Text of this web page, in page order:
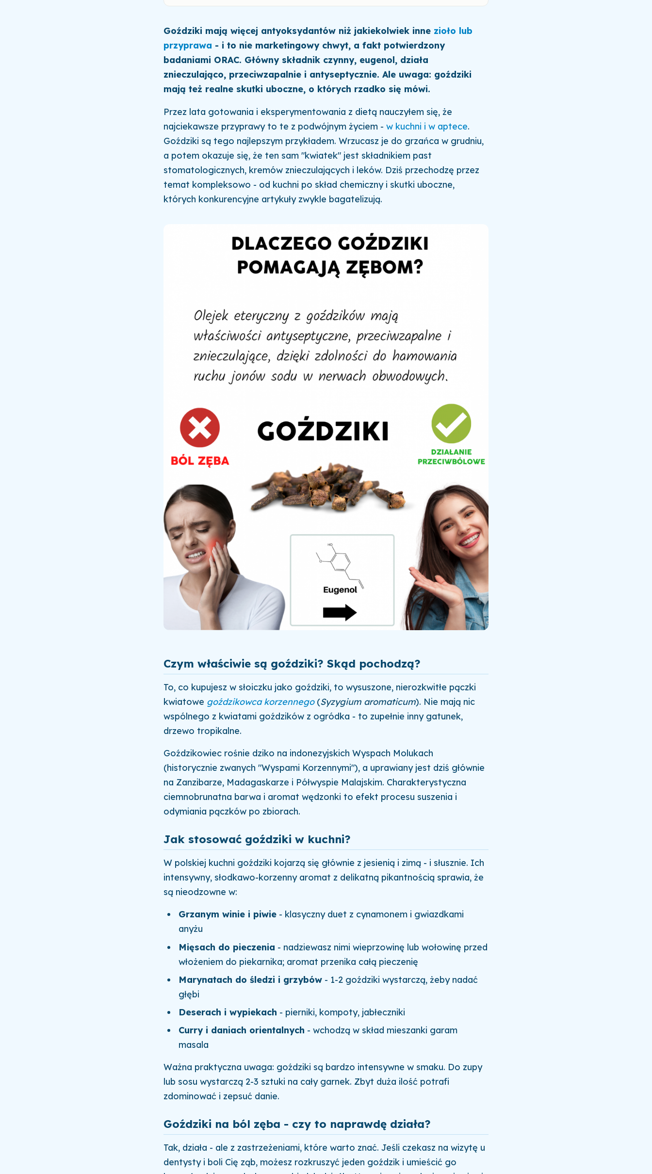
Goździki mają więcej antyoksydantów niż jakiekolwiek inne zioło lub
przyprawa - i to nie marketingowy chwyt, a fakt potwierdzony
badaniami ORAC. Główny składnik czynny, eugenol, działa
znieczulająco, przeciwzapalnie i antyseptycznie. Ale uwaga: goździki
mają też realne skutki uboczne, o których rzadko się mówi.
Przez lata gotowania i eksperymentowania z dietą nauczyłem się, że
najciekawsze przyprawy to te z podwójnym życiem - w kuchni i w aptece.
Goździki są tego najlepszym przykładem. Wrzucasz je do grzańca w grudniu,
a potem okazuje się, że ten sam "kwiatek" jest składnikiem past
stomatologicznych, kremów znieczulających i leków. Dziś przechodzę przez
temat kompleksowo - od kuchni po skład chemiczny i skutki uboczne,
których konkurencyjne artykuły zwykle bagatelizują.
Czym właściwie są goździki? Skąd pochodzą?
To, co kupujesz w słoiczku jako goździki, to wysuszone, nierozkwitłe pączki
kwiatowe goździkowca korzennego(Syzygium aromaticum). Nie mają nic
wspólnego z kwiatami goździków z ogródka - to zupełnie inny gatunek,
drzewo tropikalne.
Goździkowiec rośnie dziko na indonezyjskich Wyspach Molukach
(historycznie zwanych "Wyspami Korzennymi"), a uprawiany jest dziś głównie
na Zanzibarze, Madagaskarze i Półwyspie Malajskim. Charakterystyczna
ciemnobrunatna barwa i aromat wędzonki to efekt procesu suszenia i
odymiania pączków po zbiorach.
Jak stosować goździki w kuchni?
W polskiej kuchni goździki kojarzą się głównie z jesienią i zimą - i słusznie. Ich
intensywny, słodkawo-korzenny aromat z delikatną pikantnością sprawia, że
są nieodzowne w:
Grzanym winie i piwie- klasyczny duet z cynamonem i gwiazdkami
anyżu
Mięsach do pieczenia - nadziewasz nimi wieprzowinę lub wołowinę przed
włożeniem do piekarnika; aromat przenika całą pieczenię
Marynatach do śledzi i grzybów- 1-2 goździki wystarczą, żeby nadać
głębi
Deserach i wypiekach - pierniki, kompoty, jabłeczniki
Curry i daniach orientalnych - wchodzą w skład mieszanki garam
masala
Ważna praktyczna uwaga: goździki są bardzo intensywne w smaku. Do zupy
lub sosu wystarczą 2-3 sztuki na cały garnek. Zbyt duża ilość potrafi
zdominować i zepsuć danie.
Goździki na ból zęba - czy to naprawdę działa?
Tak, działa - ale z zastrzeżeniami, które warto znać. Jeśli czekasz na wizytę u
dentysty i boli Cię ząb, możesz rozkruszyć jeden goździk i umieścić go